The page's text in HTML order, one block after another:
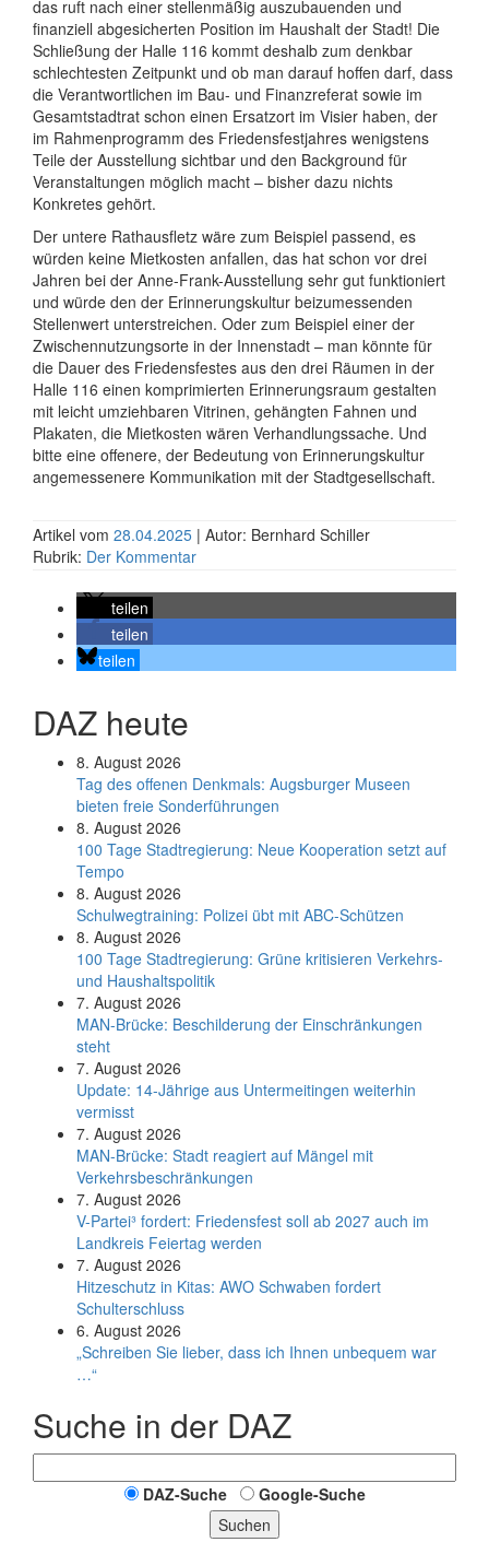
das ruft nach einer stellenmäßig auszubauenden und
finanziell abgesicherten Position im Haushalt der Stadt! Die
Schließung der Halle 116 kommt deshalb zum denkbar
schlechtesten Zeitpunkt und ob man darauf hoffen darf, dass
die Verantwortlichen im Bau- und Finanzreferat sowie im
Gesamtstadtrat schon einen Ersatzort im Visier haben, der
im Rahmenprogramm des Friedensfestjahres wenigstens
Teile der Ausstellung sichtbar und den Background für
Veranstaltungen möglich macht – bisher dazu nichts
Konkretes gehört.
Der untere Rathausfletz wäre zum Beispiel passend, es
würden keine Mietkosten anfallen, das hat schon vor drei
Jahren bei der Anne-Frank-Ausstellung sehr gut funktioniert
und würde den der Erinnerungskultur beizumessenden
Stellenwert unterstreichen. Oder zum Beispiel einer der
Zwischennutzungsorte in der Innenstadt – man könnte für
die Dauer des Friedensfestes aus den drei Räumen in der
Halle 116 einen komprimierten Erinnerungsraum gestalten
mit leicht umziehbaren Vitrinen, gehängten Fahnen und
Plakaten, die Mietkosten wären Verhandlungssache. Und
bitte eine offenere, der Bedeutung von Erinnerungskultur
angemessenere Kommunikation mit der Stadtgesellschaft.
Artikel vom 28.04.2025 | Autor: Bernhard Schiller
Rubrik: Der Kommentar
teilen
teilen
teilen
DAZ heute
8. August 2026
Tag des offenen Denkmals: Augsburger Museen
bieten freie Sonderführungen
8. August 2026
100 Tage Stadtregierung: Neue Kooperation setzt auf
Tempo
8. August 2026
Schul­weg­trai­ning: Poli­zei übt mit ABC-Schüt­zen
8. August 2026
100 Tage Stadtregierung: Grüne kritisieren Verkehrs-
und Haushaltspolitik
7. August 2026
MAN-Brücke: Beschilderung der Einschränkungen
steht
7. August 2026
Update: 14-Jährige aus Untermeitingen weiterhin
vermisst
7. August 2026
MAN-Brücke: Stadt reagiert auf Mängel mit
Verkehrsbeschränkungen
7. August 2026
V-Partei­³ fordert: Friedens­fest soll ab 2027 auch im
Land­kreis Feier­tag werden
7. August 2026
Hitzeschutz in Kitas: AWO Schwaben fordert
Schulterschluss
6. August 2026
„Schreiben Sie lieber, dass ich Ihnen unbequem war
…“
Suche in der DAZ
DAZ-Suche
Google-Suche
Suchen